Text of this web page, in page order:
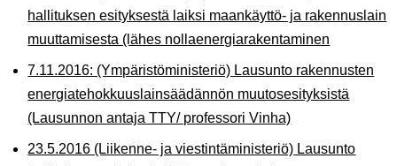
hallituksen esityksestä laiksi maankäyttö- ja rakennuslain
muuttamisesta (lähes nollaenergiarakentaminen
7.11.2016: (Ympäristöministeriö) Lausunto rakennusten
energiatehokkuuslainsäädännön muutosesityksistä
(Lausunnon antaja TTY/ professori Vinha)
23.5.2016 (Liikenne- ja viestintäministeriö) Lausunto